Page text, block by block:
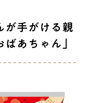
が手がける親
あちゃん」